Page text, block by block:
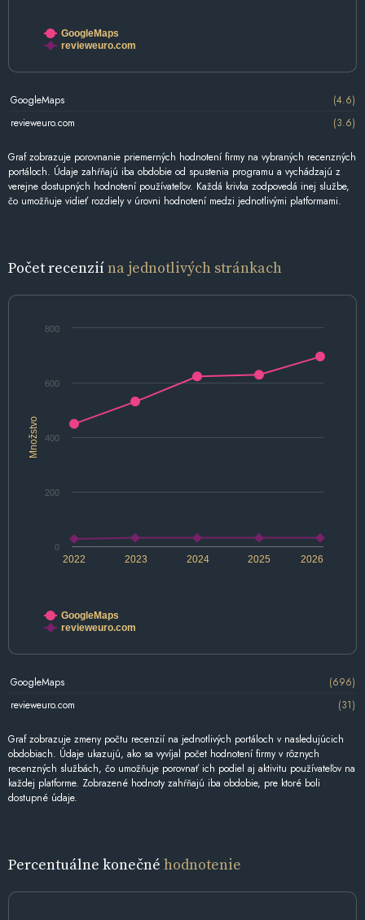
GoogleMaps
revieweuro.com
GoogleMaps
(4.6)
revieweuro.com
(3.6)
Graf zobrazuje porovnanie priemerných hodnotení firmy na vybraných recenzných
portáloch. Údaje zahŕňajú iba obdobie od spustenia programu a vychádzajú z
verejne dostupných hodnotení používateľov. Každá krivka zodpovedá inej službe,
čo umožňuje vidieť rozdiely v úrovni hodnotení medzi jednotlivými platformami.
Počet recenziína jednotlivých stránkach
Množstvo
2022 2024 2026
2023 2025
0
200
400
600
800
GoogleMaps
revieweuro.com
GoogleMaps
(696)
revieweuro.com
(31)
Graf zobrazuje zmeny počtu recenzií na jednotlivých portáloch v nasledujúcich
obdobiach. Údaje ukazujú, ako sa vyvíjal počet hodnotení firmy v rôznych
recenzných službách, čo umožňuje porovnať ich podiel aj aktivitu používateľov na
každej platforme. Zobrazené hodnoty zahŕňajú iba obdobie, pre ktoré boli
dostupné údaje.
Percentuálne konečné hodnotenie